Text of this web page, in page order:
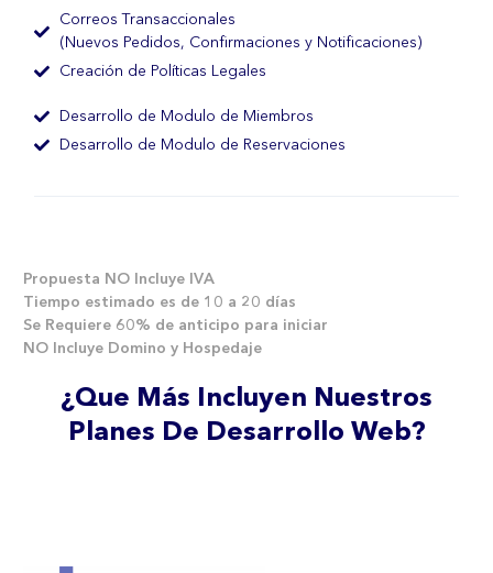
Correos Transaccionales
(Nuevos Pedidos, Confirmaciones y Notificaciones)
Creación de Políticas Legales
Desarrollo de Modulo de Miembros
Desarrollo de Modulo de Reservaciones
Propuesta NO Incluye IVA
Tiempo estimado es de 10 a 20 días
Se Requiere 60% de anticipo para iniciar
NO Incluye Domino y Hospedaje
¿Que Más Incluyen Nuestros
Planes De Desarrollo Web?